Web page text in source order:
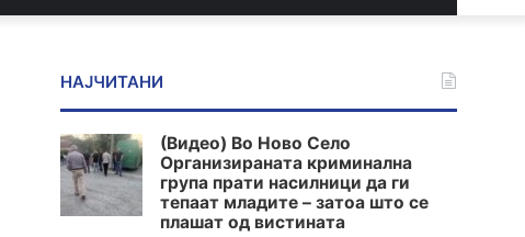
НАЈЧИТАНИ
(Видео) Во Ново Село
Организираната криминална
група прати насилници да ги
тепаат младите – затоа што се
плашат од вистината